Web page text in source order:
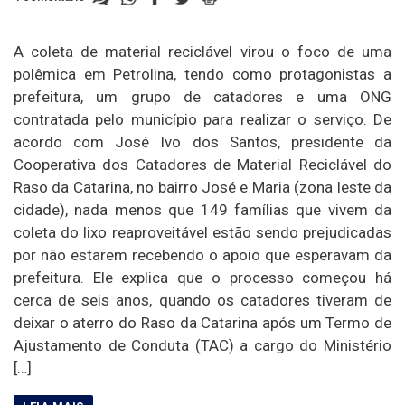
A coleta de material reciclável virou o foco de uma
polêmica em Petrolina, tendo como protagonistas a
prefeitura, um grupo de catadores e uma ONG
contratada pelo município para realizar o serviço. De
acordo com José Ivo dos Santos, presidente da
Cooperativa dos Catadores de Material Reciclável do
Raso da Catarina, no bairro José e Maria (zona leste da
cidade), nada menos que 149 famílias que vivem da
coleta do lixo reaproveitável estão sendo prejudicadas
por não estarem recebendo o apoio que esperavam da
prefeitura. Ele explica que o processo começou há
cerca de seis anos, quando os catadores tiveram de
deixar o aterro do Raso da Catarina após um Termo de
Ajustamento de Conduta (TAC) a cargo do Ministério
[…]